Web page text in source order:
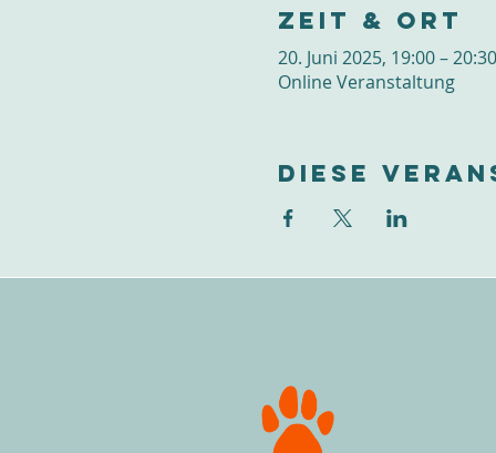
Zeit & Ort
20. Juni 2025, 19:00 – 20:30
Online Veranstaltung
Diese